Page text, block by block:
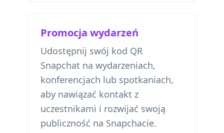
Promocja wydarzeń
Udostępnij swój kod QR
Snapchat na wydarzeniach,
konferencjach lub spotkaniach,
aby nawiązać kontakt z
uczestnikami i rozwijać swoją
publiczność na Snapchacie.